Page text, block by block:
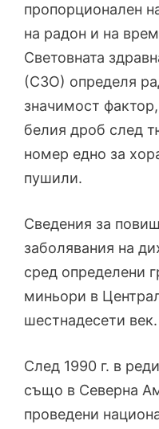
пропорционален
на радон и на
Световната
(СЗО) определя
значимост
белия дроб след
номер едно за
пушили.
Сведения за
заболявания на
сред определени
миньори в
шестнадесети век.
След 1990 г. в
също в Северна
проведени